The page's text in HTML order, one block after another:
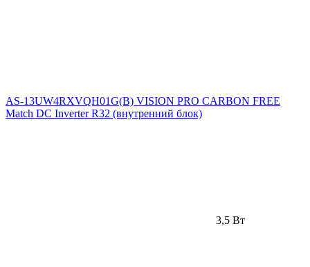
AS-13UW4RXVQH01G(B) VISION PRO CARBON FREE
Match DC Inverter R32 (внутренний блок)
3,5 Вт